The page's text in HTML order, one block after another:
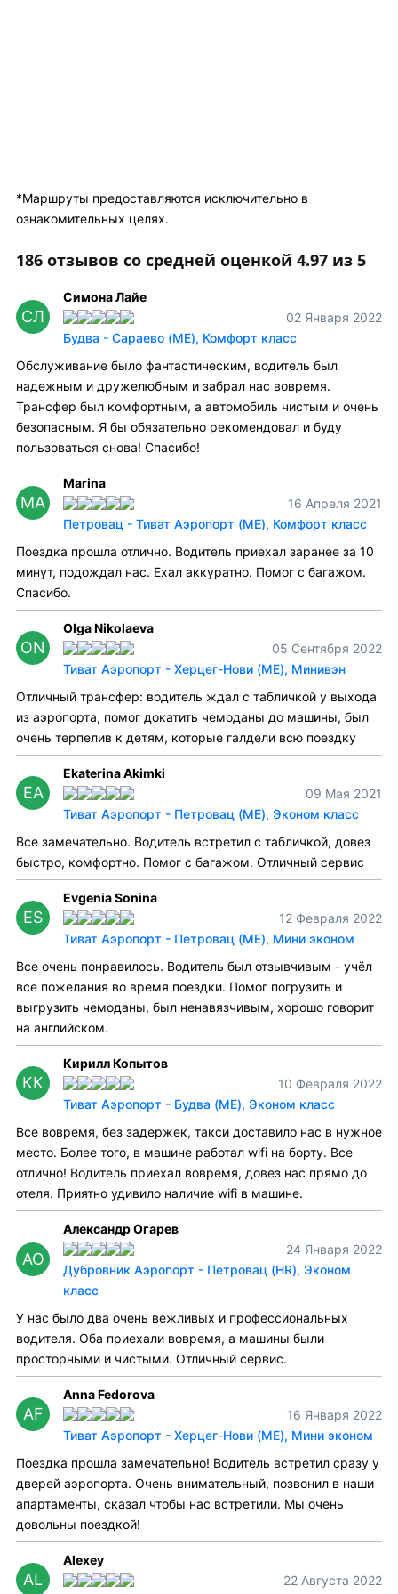
*Маршруты предоставляются исключительно в
ознакомительных целях.
186 отзывов со средней оценкой 4.97 из 5
СЛ
Симона Лайе
02 Января 2022
Будва - Сараево (ME), Комфорт класс
Обслуживание было фантастическим, водитель был
надежным и дружелюбным и забрал нас вовремя.
Трансфер был комфортным, а автомобиль чистым и очень
безопасным. Я бы обязательно рекомендовал и буду
пользоваться снова! Спасибо!
MA
Marina
16 Апреля 2021
Петровац - Тиват Аэропорт (ME), Комфорт класс
Поездка прошла отлично. Водитель приехал заранее за 10
минут, подождал нас. Ехал аккуратно. Помог с багажом.
Спасибо.
ON
Olga Nikolaeva
05 Сентября 2022
Тиват Аэропорт - Херцег-Нови (ME), Минивэн
Отличный трансфер: водитель ждал с табличкой у выхода
из аэропорта, помог докатить чемоданы до машины, был
очень терпелив к детям, которые галдели всю поездку
EA
Ekaterina Akimki
09 Мая 2021
Тиват Аэропорт - Петровац (ME), Эконом класс
Все замечательно. Водитель встретил с табличкой, довез
быстро, комфортно. Помог с багажом. Отличный сервис
ES
Evgenia Sonina
12 Февраля 2022
Тиват Аэропорт - Петровац (ME), Мини эконом
Все очень понравилось. Водитель был отзывчивым - учёл
все пожелания во время поездки. Помог погрузить и
выгрузить чемоданы, был ненавязчивым, хорошо говорит
на английском.
КК
Кирилл Копытов
10 Февраля 2022
Тиват Аэропорт - Будва (ME), Эконом класс
Все вовремя, без задержек, такси доставило нас в нужное
место. Более того, в машине работал wifi на борту. Все
отлично! Водитель приехал вовремя, довез нас прямо до
отеля. Приятно удивило наличие wifi в машине.
АО
Александр Огарев
24 Января 2022
Дубровник Аэропорт - Петровац (HR), Эконом
класс
У нас было два очень вежливых и профессиональных
водителя. Оба приехали вовремя, а машины были
просторными и чистыми. Отличный сервис.
AF
Anna Fedorova
16 Января 2022
Тиват Аэропорт - Херцег-Нови (ME), Мини эконом
Поездка прошла замечательно! Водитель встретил сразу у
дверей аэропорта. Очень внимательный, позвонил в наши
апартаменты, сказал чтобы нас встретили. Мы очень
довольны поездкой!
AL
Alexey
22 Августа 2022